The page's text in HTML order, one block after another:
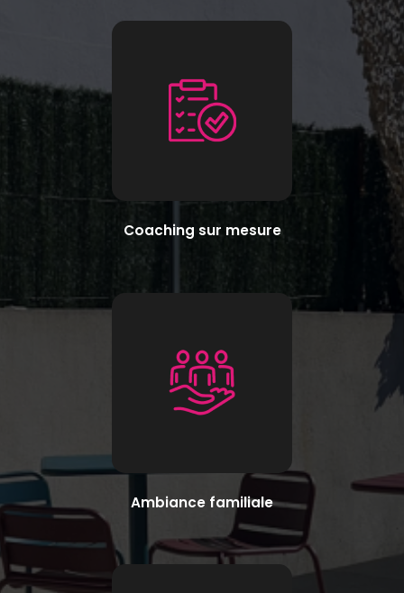
Coaching sur mesure
Ambiance familiale